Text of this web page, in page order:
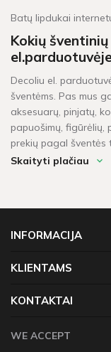
Batų lipdukai
Kokių
Decoliu el.
šventėms. Pas mus
aksesuarų, pinjatų,
papuošimų, figūrėlių,
prekių pagal šventės
kalėdos, krikštynos,
neturime,
nemokamas
Skaityti plačiau
INFORMACIJA
KLIENTAMS
KONTAKTAI
WE ACCEPT